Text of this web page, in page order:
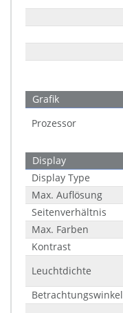
Grafik
Prozessor
Display
Display Type
Max. Auflösung
Seitenverhältnis
Max. Farben
Kontrast
Leuchtdichte
Betrachtungswinkel